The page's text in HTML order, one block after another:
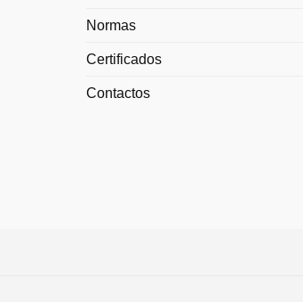
Normas
Certificados
Contactos